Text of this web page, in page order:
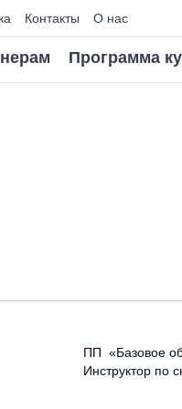
Контакты О нас
Программа
ПП «Базовое
Инструктор по